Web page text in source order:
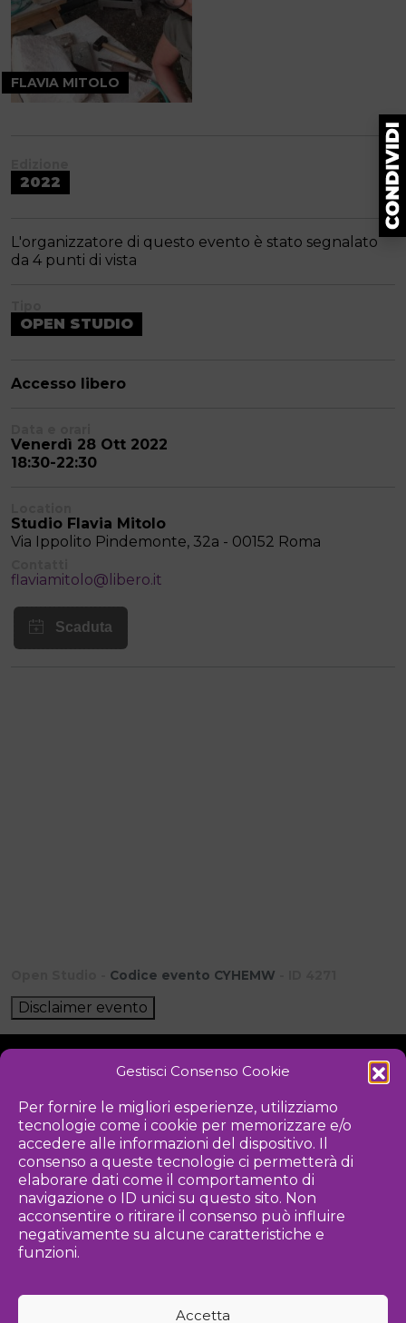
Gestisci Consenso Cookie
Per fornire le migliori esperienze, utilizziamo
tecnologie come i cookie per memorizzare e/o
accedere alle informazioni del dispositivo. Il
consenso a queste tecnologie ci permetterà di
elaborare dati come il comportamento di
navigazione o ID unici su questo sito. Non
acconsentire o ritirare il consenso può influire
negativamente su alcune caratteristiche e
funzioni.
Accetta
FLAVIA MITOLO
2022
L'organizzatore di questo evento è stato segnalato
da 4 punti di vista
OPEN STUDIO
Accesso libero
Venerdì 28 Ott 2022
18:30-22:30
Studio Flavia Mitolo
Via Ippolito Pindemonte, 32a - 00152 Roma
flaviamitolo@libero.it
Codice evento CYHEMW
Disclaimer evento
PRIVACY POLICY
Iniziativa
Associazione culturale per la promozione delle arti visive